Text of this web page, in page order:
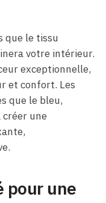
que le tissu
votre intérieur.
exceptionnelle,
et confort. Les
que le bleu,
créer une
pour une